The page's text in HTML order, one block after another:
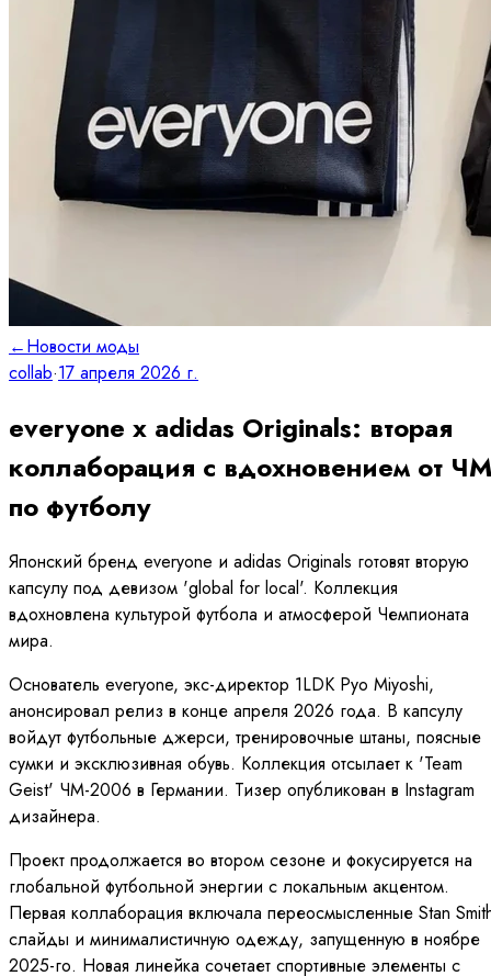
←Новости моды
collab·17 апреля 2026 г.
everyone x adidas Originals: вторая
коллаборация с вдохновением от ЧМ
по футболу
Японский бренд everyone и adidas Originals готовят вторую
капсулу под девизом 'global for local'. Коллекция
вдохновлена культурой футбола и атмосферой Чемпионата
мира.
Основатель everyone, экс-директор 1LDK Рyo Miyoshi,
анонсировал релиз в конце апреля 2026 года. В капсулу
войдут футбольные джерси, тренировочные штаны, поясные
сумки и эксклюзивная обувь. Коллекция отсылает к 'Team
Geist' ЧМ-2006 в Германии. Тизер опубликован в Instagram
дизайнера.
Проект продолжается во втором сезоне и фокусируется на
глобальной футбольной энергии с локальным акцентом.
Первая коллаборация включала переосмысленные Stan
слайды и минималистичную одежду, запущенную в ноябре
2025-го. Новая линейка сочетает спортивные элементы с